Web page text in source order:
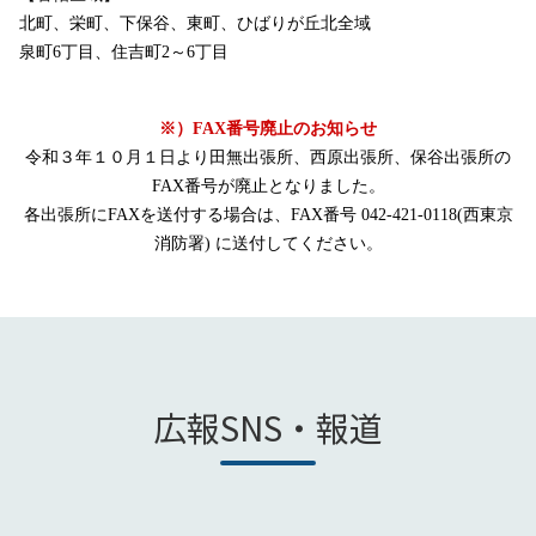
北町、栄町、下保谷、東町、ひばりが丘北全域
泉町6丁目、住吉町2～6丁目
※）FAX番号廃止のお知らせ
令和３年１０月１日より田無出張所、西原出張所、保谷出張所の
FAX番号が廃止となりました。
各出張所にFAXを送付する場合は、FAX番号 042-421-0118(西東京
消防署) に送付してください。
広報SNS・報道